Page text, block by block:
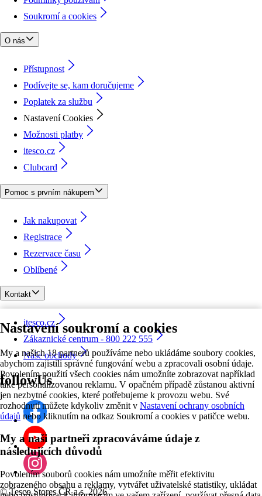
Nastavení soukromí a cookies
My a našich 18 partnerů používáme nebo ukládáme soubory cookies,
abychom zajistili správné fungování webu a zpracovali osobní údaje.
Povolením použití všech cookies nám umožníte zobrazovat například
také personalizovanou reklamu. V opačném případě zůstanou aktivní
jen nezbytné cookies, které potřebujeme k provozu webu. Své
rozhodnutí můžete kdykoliv změnit v Nastavení ochrany osobních
údajů nebo kliknutím na odkaz Soukromí a cookies v patičce webu.
My a naši partneři zpracováváme údaje z
následujících důvodů
Povolením souborů cookies nám umožníte měřit efektivitu
zobrazeného obsahu a reklamy, vytvářet uživatelské statistiky, ukládat
Soukromí a cookies
O nás
Přístupnost
Podívejte se, kam doručujeme
Poplatek za službu
Nastavení Cookies
Možnosti platby
itesco.cz
Clubcard
Pomoc s prvním nákupem
Jak nakupovat
Registrace
Rezervace času
Oblíbené
Kontakt
itesco.cz
Zákaznické centrum - 800 222 555
Naše obchody
followUs
©Tesco Stores ČR a.s. 2026